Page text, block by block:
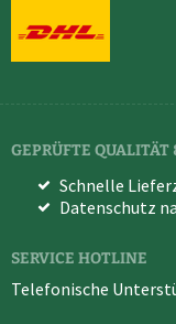
GEPRÜFTE QUALITÄT
Schnelle
Datenschutz
SERVICE HOTLINE
Telefonische